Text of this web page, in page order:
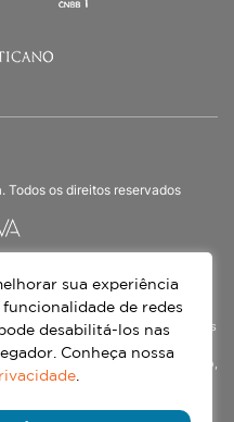
Todos os direitos reservados
de Educação, tendo as suas
inaciana – marca da
unidades de ensino, espalhadas
da Educação Infantil à 3ª série do
além do Ensino Médio Noturno,
Jovens.
sua experiência
de redes
desabilitá-los nas
Conheça nossa
.